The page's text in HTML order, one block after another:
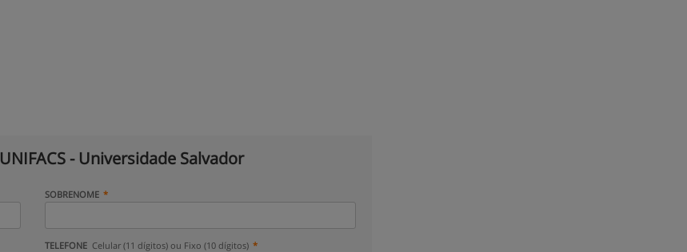
UNIFACS - Universidade Salvador
SOBRENOME
TELEFONE Celular (11 dígitos) ou Fixo (10 dígitos)